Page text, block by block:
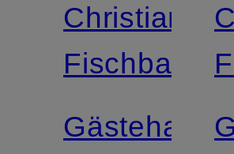
Christian
Fischbacher